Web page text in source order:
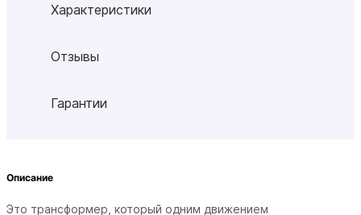
Характеристики
Отзывы
Гарантии
Описание
Это трансформер, который одним движением